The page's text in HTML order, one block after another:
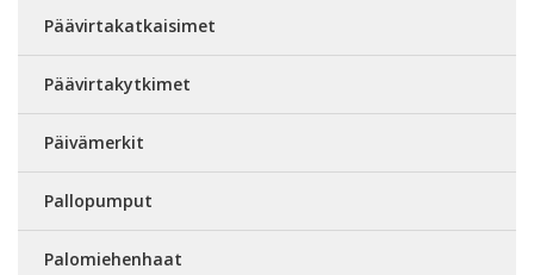
Päävirtakatkaisimet
Päävirtakytkimet
Päivämerkit
Pallopumput
Palomiehenhaat